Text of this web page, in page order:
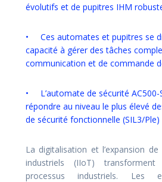
évolutifs et de pupitres IHM
• Ces automates et pupitres se
capacité à gérer des tâches
communication et de commande
• L’automate de sécurité
répondre au niveau le plus élevé
de sécurité fonctionnelle (SIL3/Ple)
La digitalisation et l’expansion
industriels (IIoT)
processus industriels. Les